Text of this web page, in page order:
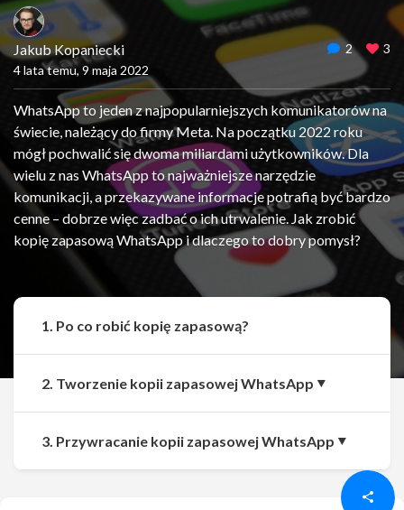
Jakub Kopaniecki
4 lata temu, 9 maja 2022
2 3
WhatsApp to jeden z najpopularniejszych komunikatorów na
świecie, należący do firmy Meta. Na początku 2022 roku
mógł pochwalić się dwoma miliardami użytkowników. Dla
wielu z nas WhatsApp to najważniejsze narzędzie
komunikacji, a przekazywane informacje potrafią być bardzo
cenne – dobrze więc zadbać o ich utrwalenie. Jak zrobić
kopię zapasową WhatsApp i dlaczego to dobry pomysł?
Udostępnij Udostępnij
1. Po co robić kopię zapasową?
2. Tworzenie kopii zapasowej WhatsApp
3. Przywracanie kopii zapasowej WhatsApp